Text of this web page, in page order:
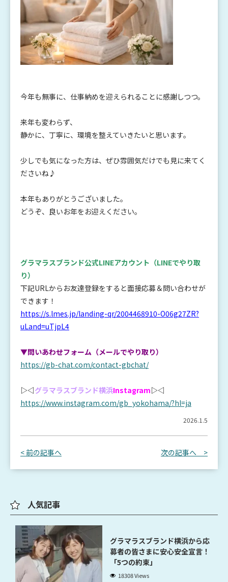
今年も無事に、仕事納めを迎えられることに感謝しつつ。
来年も変わらず、
静かに、丁寧に、環境を整えていきたいと思います。
少しでも気になった方は、ぜひ雰囲気だけでも見に来てく
ださいね♪
本年もありがとうございました。
どうぞ、良いお年をお迎えください。
グラマラスブランド公式LINEアカウント （LINEでやり取
り）
下記URLからお友達登録をすると面接応募＆問い合わせが
できます！
https://s.lmes.jp/landing-qr/2004468910-O06g27ZR?
uLand=uTjpL4
▼問いあわせフォーム（メールでやり取り）
https://gb-chat.com/contact-gbchat/
▷◁グラマラスブランド横浜Instagram▷◁
https://www.instagram.com/gb_yokohama/?hl=ja
2026.1.5
< 前の記事へ 次の記事へ >
人気記事
グラマラスブランド横浜から応
募者の皆さまに安心安全宣言！
「5つの約束」
18308 Views